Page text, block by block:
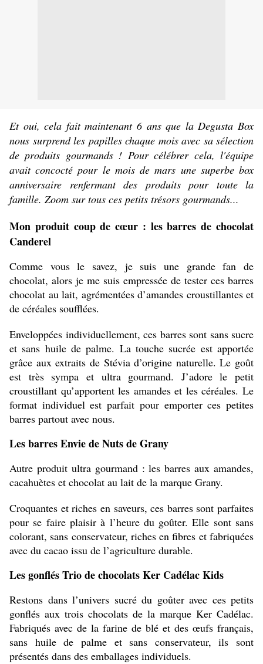
Et oui, cela fait maintenant 6 ans que la Degusta Box
nous surprend les papilles chaque mois avec sa sélection
de produits gourmands ! Pour célébrer cela, l'équipe
avait concocté pour le mois de mars une superbe box
anniversaire renfermant des produits pour toute la
famille. Zoom sur tous ces petits trésors gourmands...
Mon produit coup de cœur : les barres de chocolat
Canderel
Comme vous le savez, je suis une grande fan de
chocolat, alors je me suis empressée de tester ces barres
chocolat au lait, agrémentées d’amandes croustillantes et
de céréales soufflées.
Enveloppées individuellement, ces barres sont sans sucre
et sans huile de palme. La touche sucrée est apportée
grâce aux extraits de Stévia d’origine naturelle. Le goût
est très sympa et ultra gourmand. J’adore le petit
croustillant qu’apportent les amandes et les céréales. Le
format individuel est parfait pour emporter ces petites
barres partout avec nous.
Les barres Envie de Nuts de Grany
Autre produit ultra gourmand : les barres aux amandes,
cacahuètes et chocolat au lait de la marque Grany.
Croquantes et riches en saveurs, ces barres sont parfaites
pour se faire plaisir à l’heure du goûter. Elle sont sans
colorant, sans conservateur, riches en fibres et fabriquées
avec du cacao issu de l’agriculture durable.
Les gonflés Trio de chocolats Ker Cadélac Kids
Restons dans l’univers sucré du goûter avec ces petits
gonflés aux trois chocolats de la marque Ker Cadélac.
Fabriqués avec de la farine de blé et des œufs français,
sans huile de palme et sans conservateur, ils sont
présentés dans des emballages individuels.